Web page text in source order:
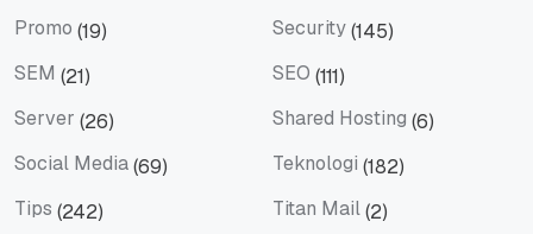
Promo (19) Security(145)
SEM (21) SEO (111)
Server (26) Shared Hosting (6)
Social Media(69) Teknologi (182)
Tips (242) Titan Mail(2)